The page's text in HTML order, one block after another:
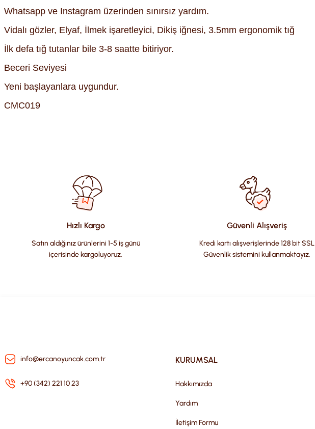
Whatsapp ve Instagram üzerinden sınırsız yardım.
Vidalı gözler, Elyaf, İlmek işaretleyici, Dikiş iğnesi, 3.5mm ergonomik tığ
İlk defa tığ tutanlar bile 3-8 saatte bitiriyor.
Beceri Seviyesi
Yeni başlayanlara uygundur.
CMC019
Ürün resmi kalitesiz, bozuk veya görüntülenemiyor.
Ürün açıklamasında eksik bilgiler bulunuyor.
Ürün bilgilerinde hatalar bulunuyor.
Bu ürüne benzer farklı alternatifler olmalı.
Hızlı Kargo
Satın aldığınız ürünlerini 1-5 iş günü
içerisinde kargoluyoruz.
Güvenli Alışveriş
Kredi kartı alışverişlerinde 128 bit SSL
Güvenlik sistemini kullanmaktayız.
info@ercanoyuncak.com.tr
+90 (342) 221 10 23
KURUMSAL
Hakkımızda
Yardım
İletişim Formu